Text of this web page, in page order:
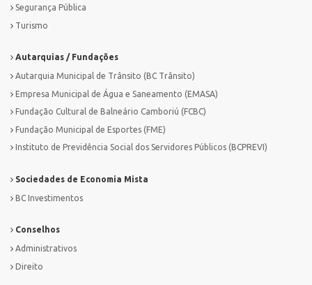
Segurança Pública
Turismo
Autarquias / Fundações
Autarquia Municipal de Trânsito (BC Trânsito)
Empresa Municipal de Água e Saneamento (EMASA)
Fundação Cultural de Balneário Camboriú (FCBC)
Fundação Municipal de Esportes (FME)
Instituto de Previdência Social dos Servidores Públicos (BCPREVI)
Sociedades de Economia Mista
BC Investimentos
Conselhos
Administrativos
Direito